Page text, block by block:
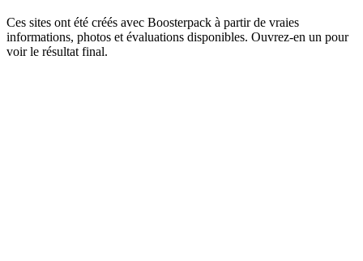
Ces sites ont été créés avec Boosterpack à partir de vraies
informations, photos et évaluations disponibles. Ouvrez-en un pour
voir le résultat final.